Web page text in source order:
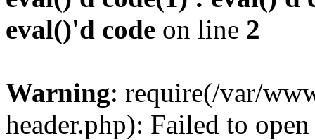
eval()'d code on line 2
Warning: require(/var/
header.php): Failed to